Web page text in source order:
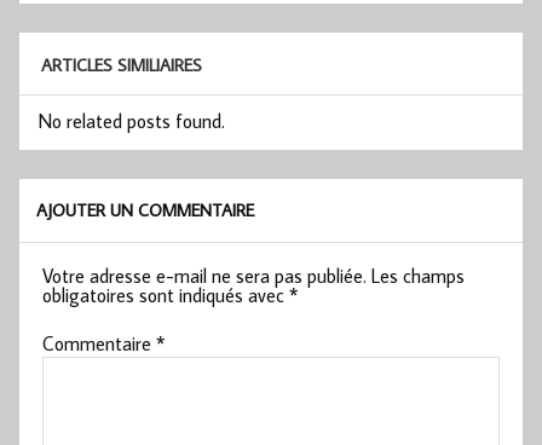
ARTICLES SIMILIAIRES
No related posts found.
AJOUTER UN COMMENTAIRE
Votre adresse e-mail ne sera pas publiée. Les champs
obligatoires sont indiqués avec*
Commentaire*